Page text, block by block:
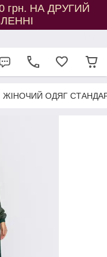
НА ДРУГИЙ
ЖІНОЧИЙ ОДЯГ